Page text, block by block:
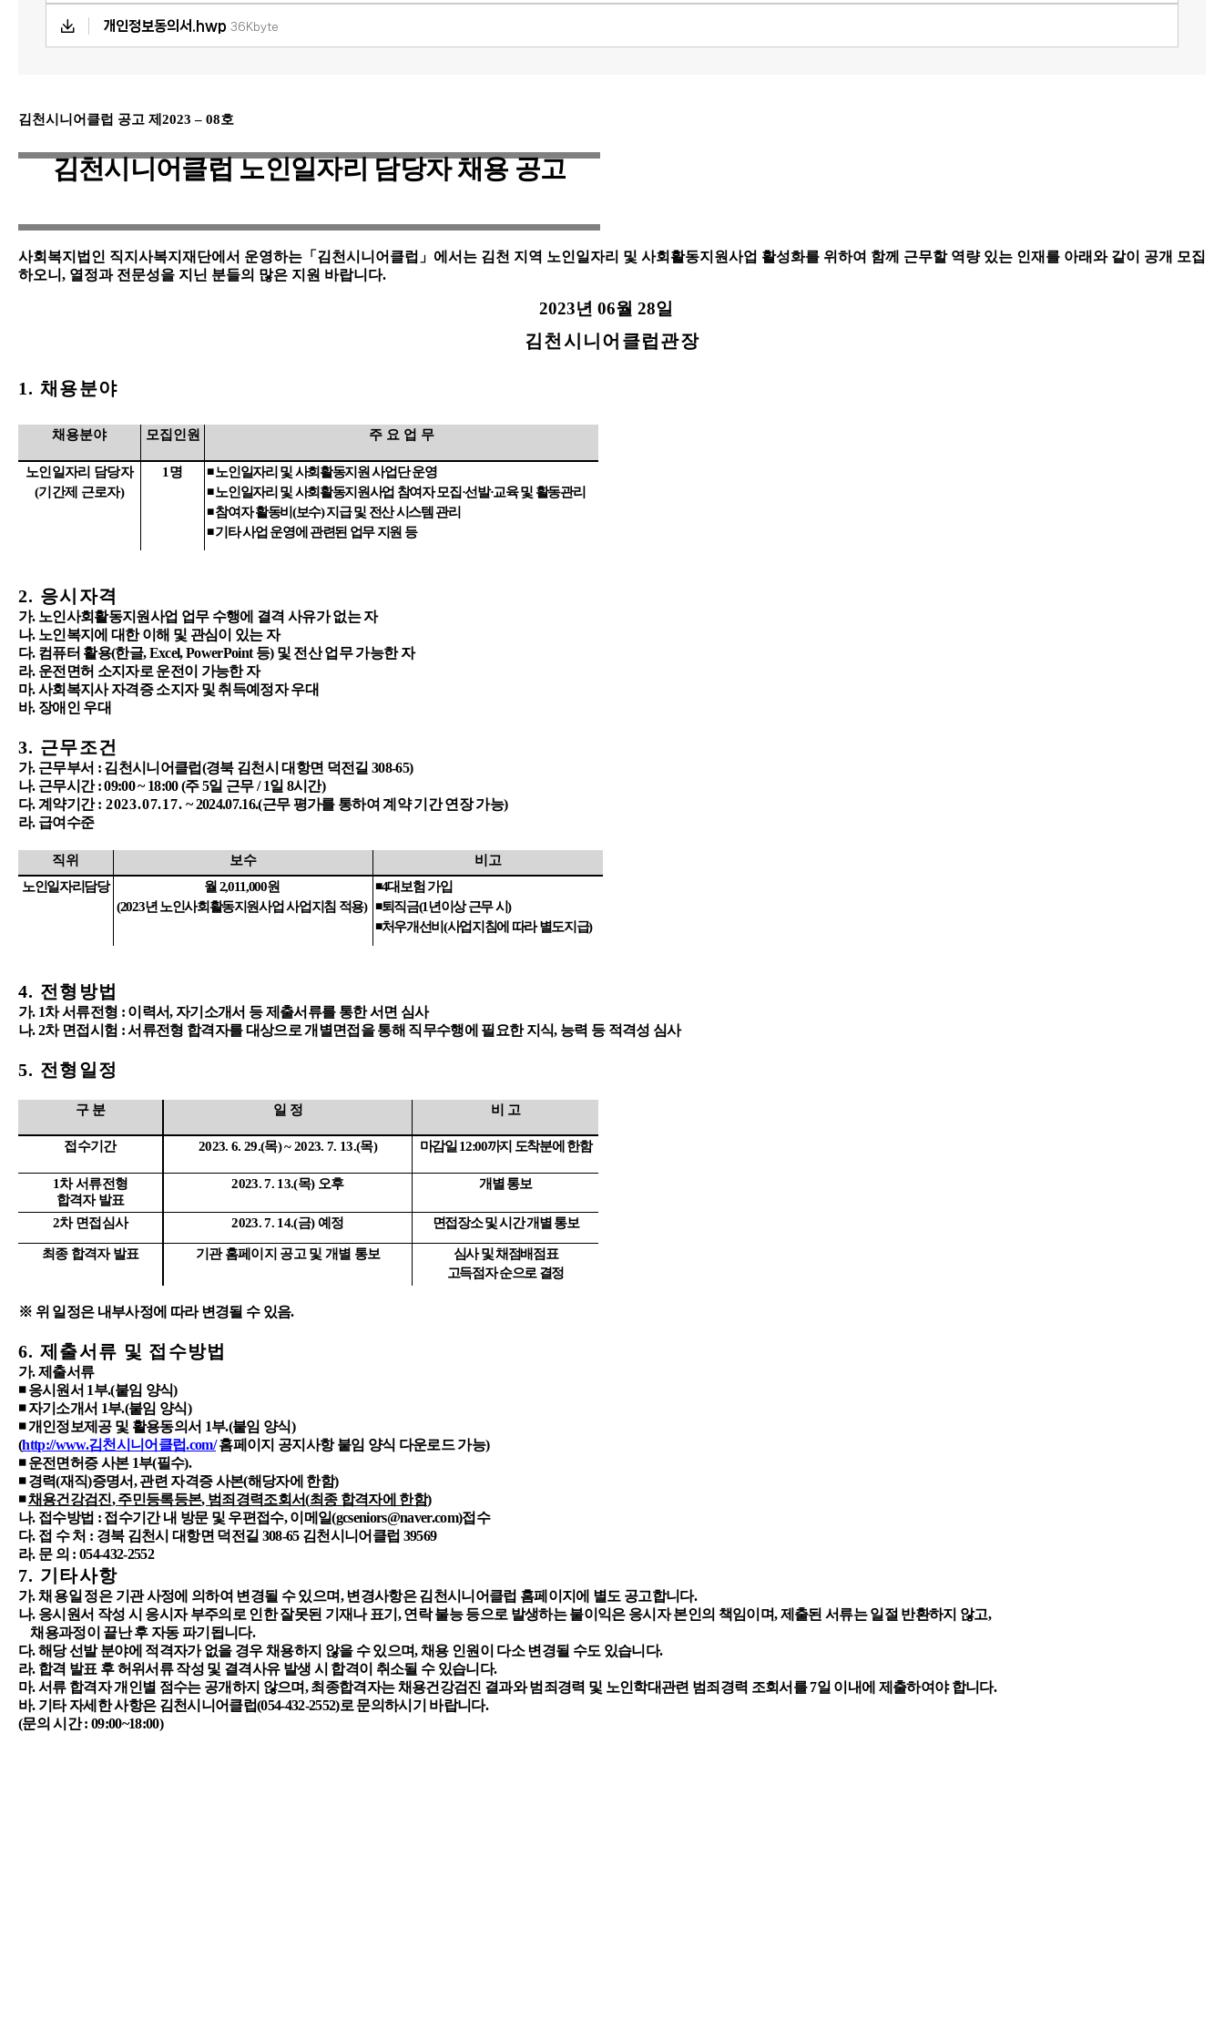
개인정보동의서.hwp 36Kbyte
김천시니어클럽 공고 제 2023– 08호
김천시니어클럽 노인일자리 담당자 채용 공고
사회복지법인 직지사복지재단에서 운영하는 「 김천시니어클럽 」 에서는 김천 지역 노인일자리 및 사회활동지원사업 활성화를 위하여 함께 근무할 역량 있는 인재를 아래와 같이 공개 모집
하오니 , 열정과 전문성을 지닌 분들의 많은 지원 바랍니다.
2023년 06월 28일
김천시니어클럽관장
1. 채용분야
채용분야 모집인원 주 요 업 무
노인일자리 담당자
(기간제 근로자)
1 명 ◾노인일자리 및 사회활동지원 사업단 운영
◾노인일자리 및 사회활동지원사업 참여자 모집·선발·교육 및 활동관리
◾참여자 활동비 (보수)지급 및 전산 시스템 관리
◾기타 사업 운영에 관련된 업무 지원 등
2. 응시자격
가. 노인사회활동지원사업 업무 수행에 결격 사유가 없는 자
나. 노인복지에 대한 이해 및 관심이 있는 자
다. 컴퓨터 활용(한글, Excel, PowerPoint 등) 및 전산 업무 가능한 자
라. 운전면허 소지자로 운전이 가능한 자
마.사회복지사 자격증 소지자 및 취득예정자 우대
바. 장애인 우대
3. 근무조건
가. 근무부서 : 김천시니어클럽(경북 김천시 대항면 덕전길308-65)
나. 근무시간: 09:00 ~ 18:00 (주5일 근무/ 1일 8시간)
다.계약기간: 2023.07.17. ~ 2024.07.16.(근무 평가를 통하여 계약 기간 연장 가능)
라. 급여수준
직위 보수
비고
노인일자리담당
월 2,011,000원
(2023년 노인사회활동지원사업 사업지침 적용)
◾4대보험 가입
◾퇴직금(1년이상 근무 시)
◾처우개선비 (사업지침에 따라 별도지급)
4. 전형방법
가. 1차 서류전형 : 이력서,자기소개서 등 제출서류를 통한 서면 심사
나. 2차 면접시험 :서류전형 합격자를 대상으로 개별면접을 통해 직무수행에 필요한 지식, 능력 등 적격성 심사
5. 전형일정
구 분 일 정 비 고
접수기간 2023. 6. 29.(목) ~ 2023. 7. 13.(목) 마감일 12:00까지 도착분에 한함
1차 서류전형
합격자 발표
2023. 7. 13.(목) 오후 개별 통보
2차 면접심사 2023. 7. 14.(금)예정 면접장소 및 시간 개별 통보
최종 합격자 발표 기관 홈페이지 공고 및 개별 통보
심사 및 채점배점표
고득점자 순으로 결정
※ 위 일정은 내부사정에 따라 변경될 수 있음.
6. 제출서류 및 접수방법
가.제출서류
◾응시원서 1부.(붙임 양식)
◾자기소개서 1부.(붙임 양식)
◾개인정보제공 및 활용동의서 1부.(붙임 양식)
(http://www.김천시니어클럽.com/ 홈페이지 공지사항 붙임 양식 다운로드 가능)
◾운전면허증 사본 1부(필수).
◾경력(재직)증명서,관련 자격증 사본(해당자에 한함)
◾채용건강검진,주민등록등본, 범죄경력조회서(최종 합격자에 한함)
나. 접수방법 : 접수기간 내 방문 및 우편접수,이메일(gcseniors@naver.com)접수
다. 접 수 처 : 경북 김천시 대항면 덕전길 308-65 김천시니어클럽 39569
라. 문 의 : 054-432-2552
7. 기타사항
가.채용일정은 기관 사정에 의하여 변경될 수 있으며,변경사항은 김천시니어클럽 홈페이지에 별도 공고합니다.
나. 응시원서 작성 시 응시자 부주의로 인한 잘못된 기재나 표기 ,연락 불능 등으로 발생하는 불이익은 응시자 본인의 책임이며,제출된 서류는 일절 반환하지 않고,
채용과정이 끝난 후 자동 파기됩니다.
다.해당 선발 분야에 적격자가 없을 경우 채용하지 않을 수 있으며,채용 인원이 다소 변경될 수도 있습니다.
라. 합격 발표 후 허위서류 작성 및 결격사유 발생 시 합격이 취소될 수 있습니다.
마.서류 합격자 개인별 점수는 공개하지 않으며,최종합격자는 채용건강검진 결과와 범죄경력 및 노인학대관련 범죄경력 조회서를7일 이내에 제출하여야 합니다.
바. 기타 자세한 사항은 김천시니어클럽(054-432-2552)로 문의하시기 바랍니다.
(문의 시간: 09:00~18:00)